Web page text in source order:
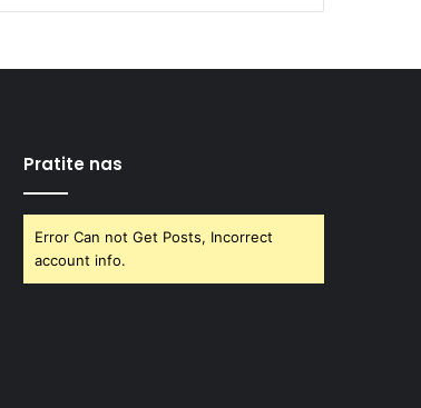
Pratite nas
Error Can not Get Posts, Incorrect
account info.